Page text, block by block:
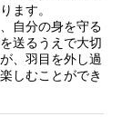
ます。
自分の身を守る
送るうえで大切
、羽目を外し過
しむことができ